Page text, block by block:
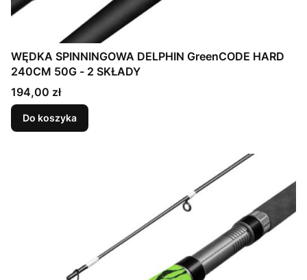
WĘDKA SPINNINGOWA DELPHIN GreenCODE HARD
240CM 50G - 2 SKŁADY
Cena
194,00 zł
Do koszyka